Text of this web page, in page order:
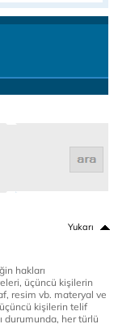
Yukarı
hakları
üçüncü kişilerin
resim vb. materyal ve
üçüncü kişilerin telif
durumunda, her türlü